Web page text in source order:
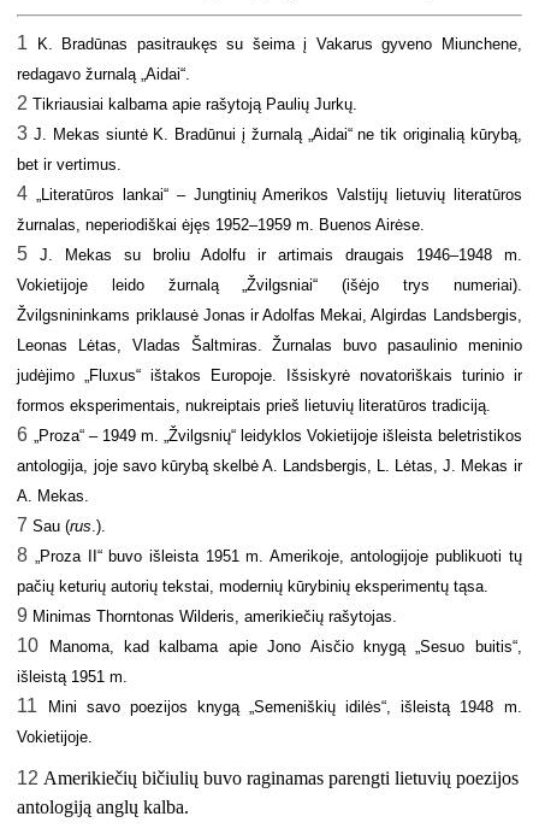
1
K. Bradūnas pasitraukęs su šeima į Vakarus gyveno Miunchene,
redagavo žurnalą „Aidai“.
2 Tikriausiai kalbama apie rašytoją Paulių Jurkų.
3 J. Mekas siuntė K. Bradūnui į žurnalą „Aidai“ ne tik originalią kūrybą,
bet ir vertimus.
4 „Literatūros lankai“ – Jungtinių Amerikos Valstijų lietuvių literatūros
žurnalas, neperiodiškai ėjęs 1952–1959 m. Buenos Airėse.
5
J. Mekas su broliu Adolfu ir artimais draugais 1946–1948 m.
Vokietijoje leido žurnalą „Žvilgsniai“ (išėjo trys numeriai).
Žvilgsnininkams priklausė Jonas ir Adolfas Mekai, Algirdas Landsbergis,
Leonas Lėtas, Vladas Šaltmiras. Žurnalas buvo pasaulinio meninio
judėjimo „Fluxus“ ištakos Europoje. Išsiskyrė novatoriškais turinio ir
formos eksperimentais, nukreiptais prieš lietuvių literatūros tradiciją.
6 „Proza“ – 1949 m. „Žvilgsnių“ leidyklos Vokietijoje išleista beletristikos
antologija, joje savo kūrybą skelbė A. Landsbergis, L. Lėtas, J. Mekas ir
A. Mekas.
7 Sau (rus.).
8 „Proza II“ buvo išleista 1951 m. Amerikoje, antologijoje publikuoti tų
pačių keturių autorių tekstai, modernių kūrybinių eksperimentų tąsa.
9 Minimas Thorntonas Wilderis, amerikiečių rašytojas.
10
Manoma, kad kalbama apie Jono Aisčio knygą „Sesuo buitis“,
išleistą 1951 m.
11 Mini savo poezijos knygą „Semeniškių idilės“, išleistą 1948 m.
Vokietijoje.
12 Amerikiečių bičiulių buvo raginamas parengti lietuvių poezijos
antologiją anglų kalba.